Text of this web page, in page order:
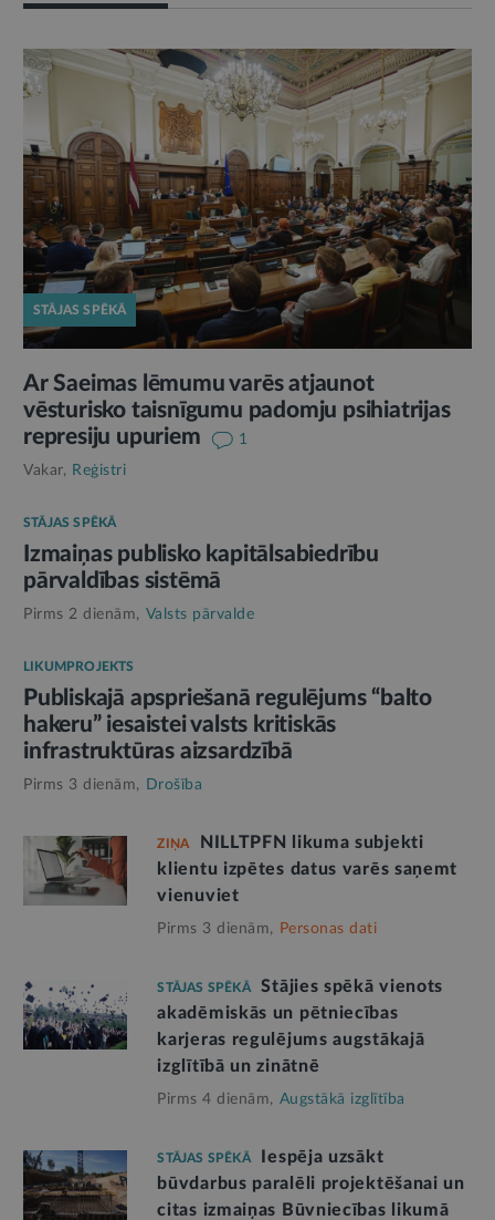
STĀJAS SPĒKĀ
Ar Saeimas lēmumu varēs atjaunot
vēsturisko taisnīgumu padomju psihiatrijas
represiju upuriem
1
Vakar, Reģistri
STĀJAS SPĒKĀ
Izmaiņas publisko kapitālsabiedrību
pārvaldības sistēmā
Pirms 2 dienām, Valsts pārvalde
LIKUMPROJEKTS
Publiskajā apspriešanā regulējums “balto
hakeru” iesaistei valsts kritiskās
infrastruktūras aizsardzībā
Pirms 3 dienām, Drošība
ZIŅA
NILLTPFN likuma subjekti
klientu izpētes datus varēs saņemt
vienuviet
Pirms 3 dienām, Personas dati
STĀJAS SPĒKĀ
Stājies spēkā vienots
akadēmiskās un pētniecības
karjeras regulējums augstākajā
izglītībā un zinātnē
Pirms 4 dienām, Augstākā izglītība
STĀJAS SPĒKĀ
Iespēja uzsākt
būvdarbus paralēli projektēšanai un
citas izmaiņas Būvniecības likumā